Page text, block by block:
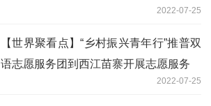
2022-07-25
【世界聚看点】“乡村振兴青年行”推普双
语志愿服务团到西江苗寨开展志愿服务
2022-07-25